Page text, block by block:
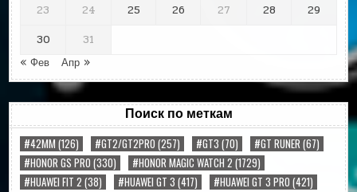
23
24 25 26 27 28
29
30
31
« Фев
Апр »
Поиск по меткам
#42MM (126) #GT2/GT2PRO (257) #GT3 (70) #GT RUNER(67)
#HONOR GS PRO (330) #HONOR MAGIC WATCH 2 (1729)
#HUAWEI FIT 2 (38) #HUAWEI GT 3 (417) #HUAWEI GT 3 PRO (421)